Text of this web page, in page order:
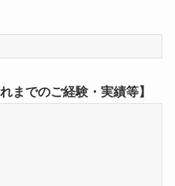
までのご経験・実績等】